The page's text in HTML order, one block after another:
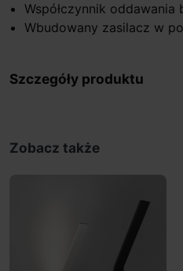
Współczynnik oddawania
Wbudowany zasilacz w
Szczegóły produktu
Zobacz także